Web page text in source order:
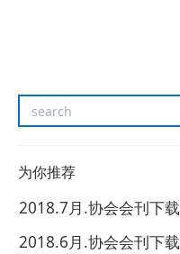
为你推荐
2018.7月.协会会刊下载
2018.6月.协会会刊下载